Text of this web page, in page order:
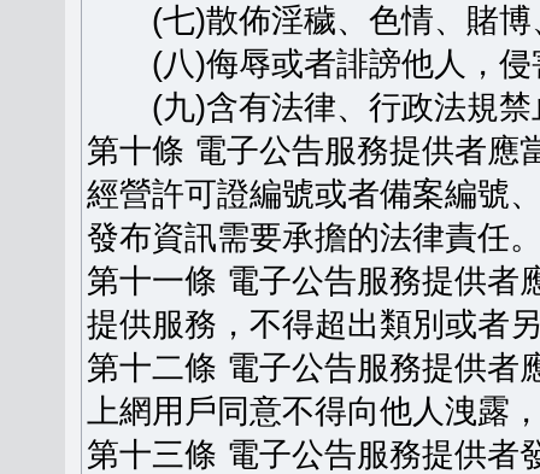
(七)散佈淫穢、色情、賭博
(八)侮辱或者誹謗他人，侵
(九)含有法律、行政法規禁
第十條 電子公告服務提供者應
經營許可證編號或者備案編號
發布資訊需要承擔的法律責任
第十一條 電子公告服務提供者
提供服務，不得超出類別或者
第十二條 電子公告服務提供者
上網用戶同意不得向他人洩露
第十三條 電子公告服務提供者